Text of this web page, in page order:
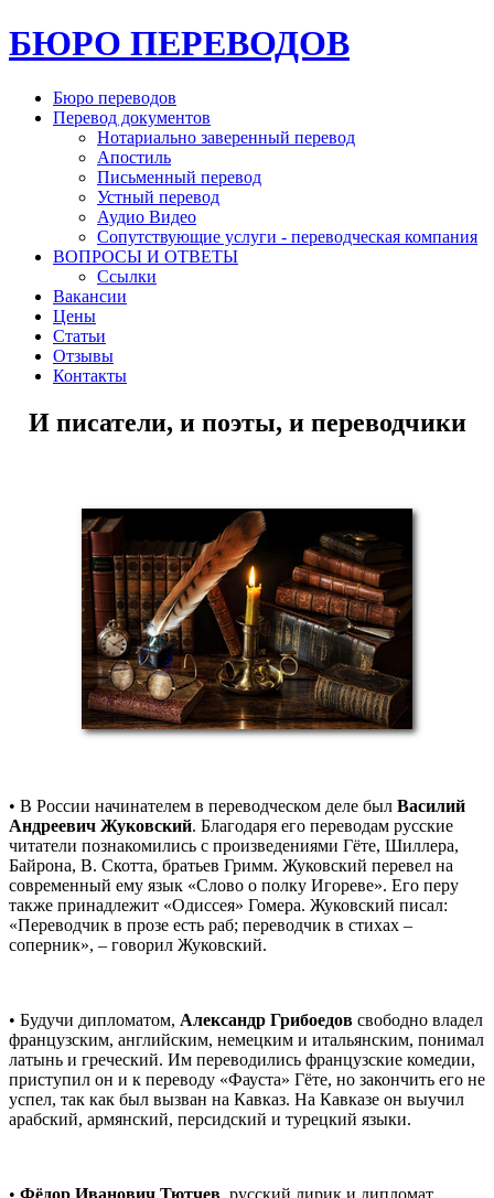
БЮРО ПЕРЕВОДОВ
Бюро переводов
Перевод документов
Нотариально заверенный перевод
Апостиль
Письменный перевод
Устный перевод
Аудио Видео
Сопутствующие услуги - переводческая компания
ВОПРОСЫ И ОТВЕТЫ
Ссылки
Вакансии
Цены
Статьи
Отзывы
Контакты
И писатели, и поэты, и переводчики
• В России начинателем в переводческом деле был Василий
Андреевич Жуковский. Благодаря его переводам русские
читатели познакомились с произведениями Гёте, Шиллера,
Байрона, В. Скотта, братьев Гримм. Жуковский перевел на
современный ему язык «Слово о полку Игореве». Его перу
также принадлежит «Одиссея» Гомера. Жуковский писал:
«Переводчик в прозе есть раб; переводчик в стихах –
соперник», – говорил Жуковский.
• Будучи дипломатом, Александр Грибоедов свободно владел
французским, английским, немецким и итальянским, понимал
латынь и греческий. Им переводились французские комедии,
приступил он и к переводу «Фауста» Гёте, но закончить его не
успел, так как был вызван на Кавказ. На Кавказе он выучил
арабский, армянский, персидский и турецкий языки.
• Фёдор Иванович Тютчев, русский лирик и дипломат,